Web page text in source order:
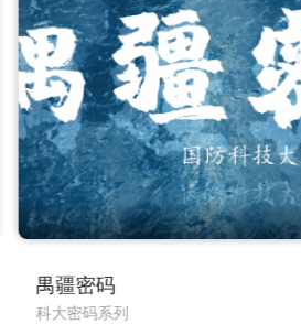
了解更多
天河密码
科大密码系列